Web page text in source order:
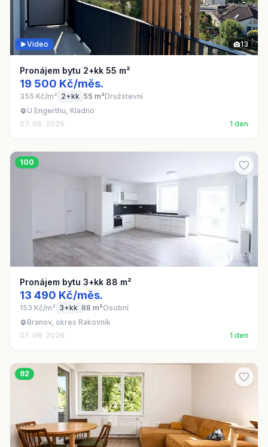
13
Video
Pronájem bytu 2+kk 55 m²
19 500 Kč/měs.
355 Kč/m² 2+kk 55 m²Družstevní
U Engerthu, Kladno
07. 08. 2026
1 den
100
Pronájem bytu 3+kk 88 m²
13 490 Kč/měs.
153 Kč/m² 3+kk 88 m²Osobní
Branov, okres Rakovník
07. 08. 2026
1 den
92